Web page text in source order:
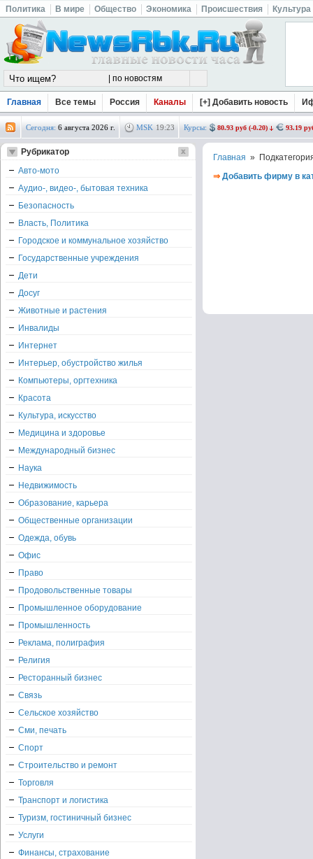
Политика В мире Общество Экономика Происшествия Культура
Главная Все темы Россия Каналы [+] Добавить новость
Сегодня: 6 августа 2026 г. MSK 19:23 Курсы: 80.93 руб (-0.20) 93.19
Главная »
⇒ Добавить фирму в
Рубрикатор
Авто-мото
Аудио-, видео-, бытовая техника
Безопасность
Власть, Политика
Городское и коммунальное хозяйство
Государственные учреждения
Дети
Досуг
Животные и растения
Инвалиды
Интернет
Интерьер, обустройство жилья
Компьютеры, оргтехника
Красота
Культура, искусство
Медицина и здоровье
Международный бизнес
Наука
Недвижимость
Образование, карьера
Общественные организации
Одежда, обувь
Офис
Право
Продовольственные товары
Промышленное оборудование
Промышленность
Реклама, полиграфия
Религия
Ресторанный бизнес
Связь
Сельское хозяйство
Сми, печать
Спорт
Строительство и ремонт
Торговля
Транспорт и логистика
Туризм, гостиничный бизнес
Услуги
Финансы, страхование